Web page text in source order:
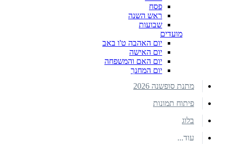
פסח
ראש השנה
שבועות
מועדים
יום האהבה ט'ו באב
יום האישה
יום האם והמשפחה
יום המחנך
מתנת סופשנה 2026
פיתוח תמונות
בלוג
עוד...